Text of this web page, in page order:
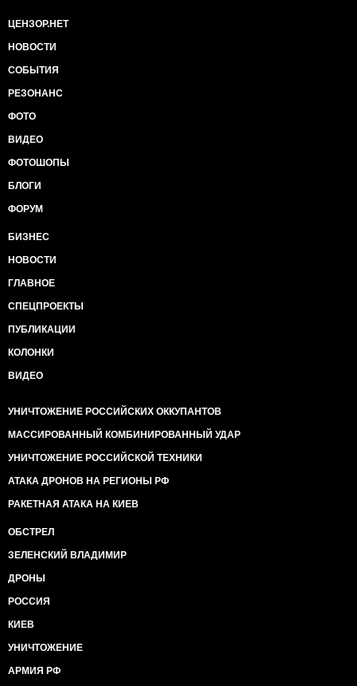
ЦЕНЗОР.НЕТ
НОВОСТИ
СОБЫТИЯ
РЕЗОНАНС
ФОТО
ВИДЕО
ФОТОШОПЫ
БЛОГИ
ФОРУМ
БИЗНЕС
НОВОСТИ
ГЛАВНОЕ
СПЕЦПРОЕКТЫ
ПУБЛИКАЦИИ
КОЛОНКИ
ВИДЕО
УНИЧТОЖЕНИЕ РОССИЙСКИХ ОККУПАНТОВ
МАССИРОВАННЫЙ КОМБИНИРОВАННЫЙ УДАР
УНИЧТОЖЕНИЕ РОССИЙСКОЙ ТЕХНИКИ
АТАКА ДРОНОВ НА РЕГИОНЫ РФ
РАКЕТНАЯ АТАКА НА КИЕВ
ОБСТРЕЛ
ЗЕЛЕНСКИЙ ВЛАДИМИР
ДРОНЫ
РОССИЯ
КИЕВ
УНИЧТОЖЕНИЕ
АРМИЯ РФ